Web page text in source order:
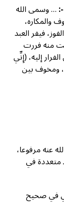
:… وسمى الله
والمكاره،
فيفر العبد
منه فررت
إليه، (إِنِّي
ومخوف بين
الله عنه مرفوعا،
متعددة في
الألباني في صحيح